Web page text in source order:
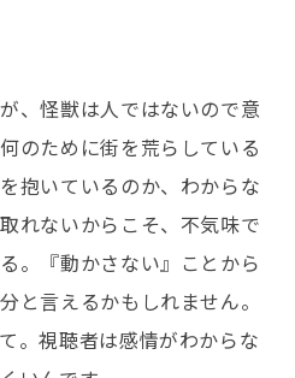
、怪獣は人ではないので意
のために街を荒らしている
抱いているのか、わからな
れないからこそ、不気味で
。『動かさない』ことから
と言えるかもしれません。
。視聴者は感情がわからな